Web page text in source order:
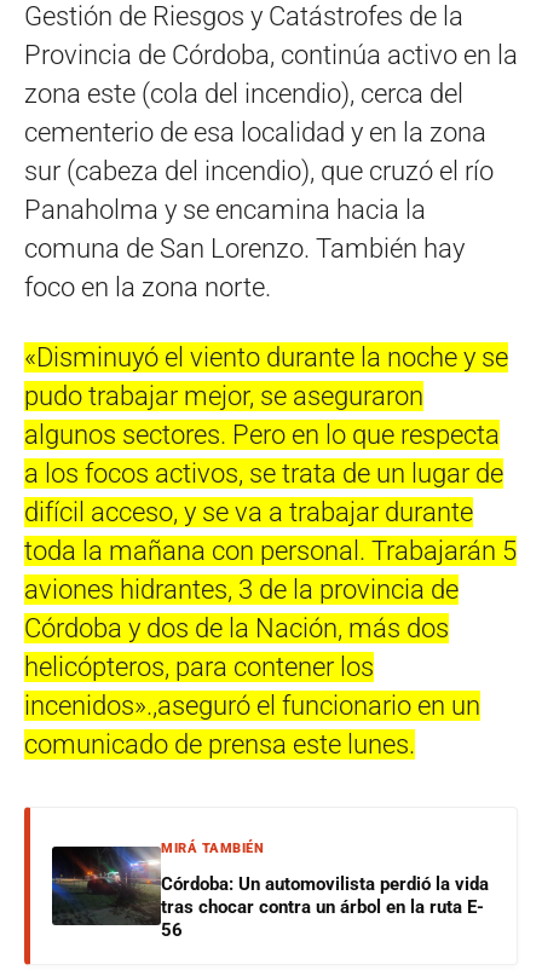
Gestión de Riesgos y Catástrofes de la
Provincia de Córdoba, continúa activo en la
zona este (cola del incendio), cerca del
cementerio de esa localidad y en la zona
sur (cabeza del incendio), que cruzó el río
Panaholma y se encamina hacia la
comuna de San Lorenzo. También hay
foco en la zona norte.
«Disminuyó el viento durante la noche y se
pudo trabajar mejor, se aseguraron
algunos sectores. Pero en lo que respecta
a los focos activos, se trata de un lugar de
difícil acceso, y se va a trabajar durante
toda la mañana con personal. Trabajarán 5
aviones hidrantes, 3 de la provincia de
Córdoba y dos de la Nación, más dos
helicópteros, para contener los
incenidos».,aseguró el funcionario en un
comunicado de prensa este lunes.
MIRÁ TAMBIÉN
Córdoba: Un automovilista perdió la vida
tras chocar contra un árbol en la ruta E-
56